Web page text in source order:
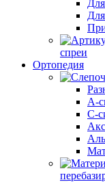
спреи
Ортопедия
А-
С-